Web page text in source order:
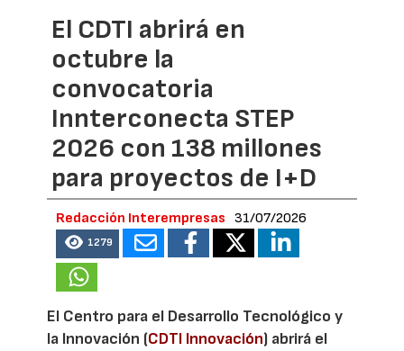
El CDTI abrirá en
octubre la
convocatoria
Innterconecta STEP
2026 con 138 millones
para proyectos de I+D
Redacción Interempresas 31/07/2026
1279
El Centro para el Desarrollo Tecnológico y
la Innovación (CDTI Innovación) abrirá el